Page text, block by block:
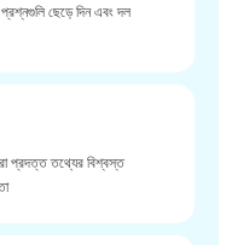
ছেড়ে দিন এবং দল
প্রদত্ত তথ্যের বিশ্বস্ত